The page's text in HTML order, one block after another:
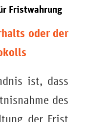
Fristwahrung
oder der
ist, dass
des
der Frist